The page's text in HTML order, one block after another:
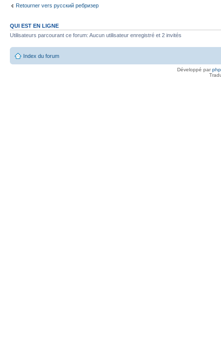
Retourner vers русский ребризер
QUI EST EN LIGNE
Utilisateurs parcourant ce forum: Aucun utilisateur enregistré et 2 invités
Index du forum
Développé par